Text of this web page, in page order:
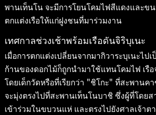
พานเท็นโน จะมีการโยนโคมไฟสีแดงและข
ตกแต่งเรือให้แก่ฝูงชนที่มาร่วมงาน
เทศกาลช่วงเช้าพร้อมเรือดันจิริบุเนะ
เมื่อการตกแต่งเปลี่ยนจากมากิวาระบุเนะไป
ก้านของดอกไม้ก็ถูกนำมาใช้แทนโคมไฟ เรือ
โดยเด็กวัดหรือที่เรียกว่า "ชิโกะ" ที่สะพานค
จะมุ่งตรงไปที่สะพานเท็นโนบาชิ ซึ่งผู้ที่โดยส
เข้าร่วมในขบวนแห่ และตรงไปยังศาลเจ้าต